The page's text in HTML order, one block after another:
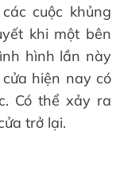
cuộc khủng
khi một bên
hình lần này
hiện nay có
Có thể xảy ra
trở lại.